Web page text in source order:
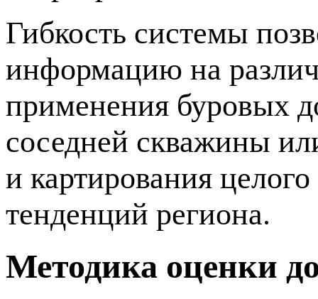
Гибкость системы
информацию на
применения буровых
соседней скважины
и картирования
тенденций региона.
Методика оценки